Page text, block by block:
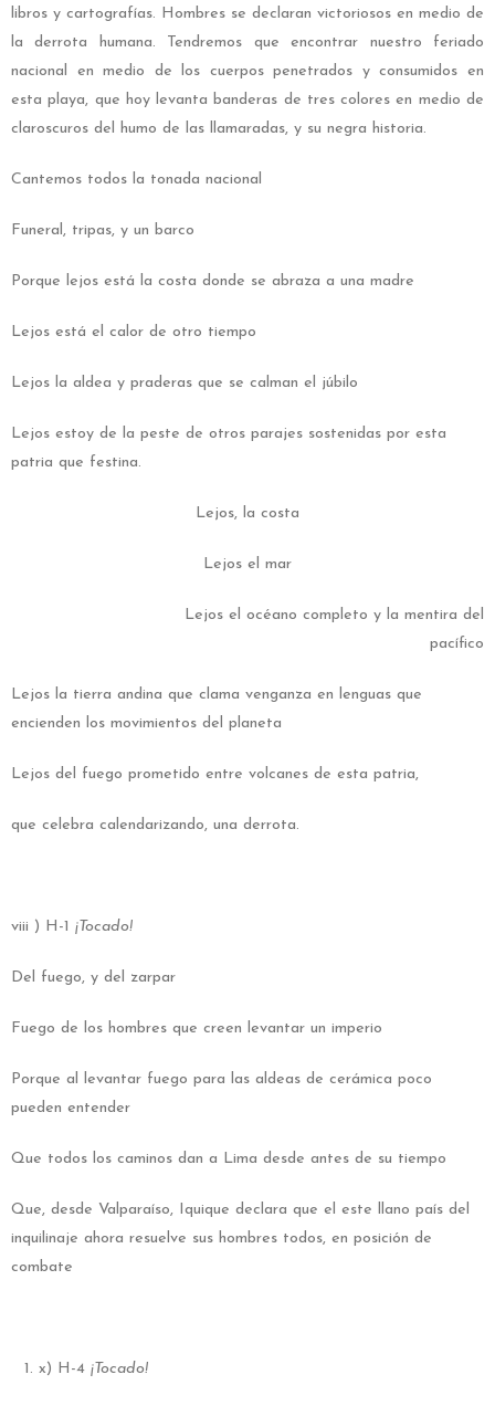
libros y cartografías. Hombres se declaran victoriosos en medio de
la derrota humana. Tendremos que encontrar nuestro feriado
nacional en medio de los cuerpos penetrados y consumidos en
esta playa, que hoy levanta banderas de tres colores en medio de
claroscuros del humo de las llamaradas, y su negra historia.
Cantemos todos la tonada nacional
Funeral, tripas, y un barco
Porque lejos está la costa donde se abraza a una madre
Lejos está el calor de otro tiempo
Lejos la aldea y praderas que se calman el júbilo
Lejos estoy de la peste de otros parajes sostenidas por esta
patria que festina.
Lejos, la costa
Lejos el mar
Lejos el océano completo y la mentira del
pacífico
Lejos la tierra andina que clama venganza en lenguas que
encienden los movimientos del planeta
Lejos del fuego prometido entre volcanes de esta patria,
que celebra calendarizando, una derrota.
viii ) H-1 ¡Tocado!
Del fuego, y del zarpar
Fuego de los hombres que creen levantar un imperio
Porque al levantar fuego para las aldeas de cerámica poco
pueden entender
Que todos los caminos dan a Lima desde antes de su tiempo
Que, desde Valparaíso, Iquique declara que el este llano país del
inquilinaje ahora resuelve sus hombres todos, en posición de
combate
x) H-4 ¡Tocado!